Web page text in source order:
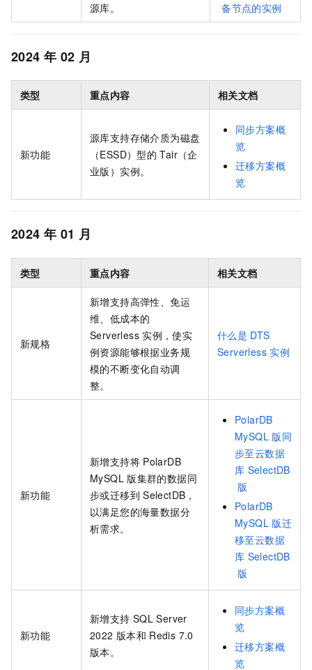
源库。
备节点的实例
2024 年 02 月
类型 重点内容 相关文档
新功能
源库支持存储介质为磁盘
（ESSD）型的 Tair（企
业版）实例。
同步方案概
览
迁移方案概
览
2024 年 01 月
类型 重点内容 相关文档
新规格
新增支持高弹性、免运
维、低成本的
Serverless 实例，使实
例资源能够根据业务规
模的不断变化自动调
整。
什么是 DTS
Serverless 实例
新功能
新增支持将 PolarDB
MySQL 版集群的数据同
步或迁移到 SelectDB，
以满足您的海量数据分
析需求。
PolarDB
MySQL 版同
步至云数据
库 SelectDB
版
PolarDB
MySQL 版迁
移至云数据
库 SelectDB
版
新功能
新增支持 SQL Server
2022 版本和 Redis 7.0
版本。
同步方案概
览
迁移方案概
览